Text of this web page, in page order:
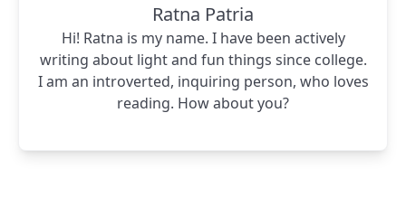
Ratna Patria
Hi! Ratna is my name. I have been actively
writing about light and fun things since college.
I am an introverted, inquiring person, who loves
reading. How about you?